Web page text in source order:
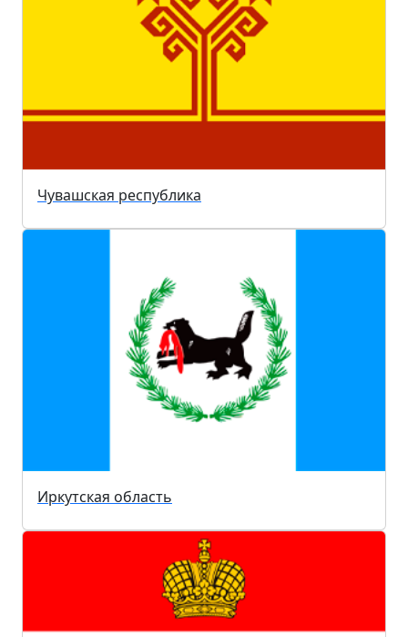
Чувашская республика
Иркутская область